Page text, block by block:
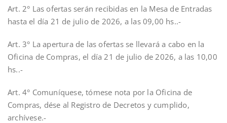
Art. 2° Las ofertas serán recibidas en la Mesa de Entradas
hasta el día 21 de julio de 2026, a las 09,00 hs..-
Art. 3° La apertura de las ofertas se llevará a cabo en la
Oficina de Compras, el día 21 de julio de 2026, a las 10,00
hs..-
Art. 4° Comuníquese, tómese nota por la Oficina de
Compras, dése al Registro de Decretos y cumplido,
archívese.-